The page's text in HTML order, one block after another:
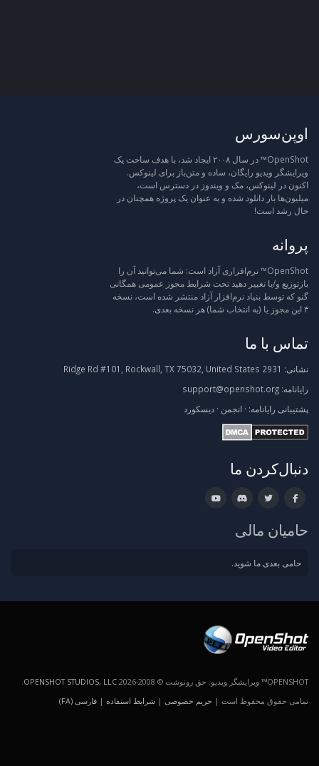
اوپن‌سورس
OpenShot™ در سال ۲۰۰۸ ایجاد شد، با هدف ساخت یک
ویرایشگر ویدیو رایگان، ساده و متن‌باز برای لینوکس.
اکنون در لینوکس، مک و ویندوز در دسترس است،
میلیون‌ها بار دانلود شده و به عنوان یک پروژه همچنان در
حال رشد است!
پروانه
OpenShot™ نرم‌افزاری آزاد است: شما می‌توانید آن را
بازتوزیع و/یا تغییر دهید تحت شرایط مجوز عمومی همگانی
گنو که توسط بنیاد نرم‌افزار آزاد منتشر شده است، نسخه
۳ این مجوز یا (به انتخاب شما) هر نسخه بعدی.
تماس با ما
نشانی:
رایانامه: support@openshot.org
پشتیبانی رایانامه: · انجمن · دیسکورد
دنبال‌کردن ما
حامیان مالی
حامی بعدی ما شوید.
OPENSHOT™ ویرایشگر ویدیو. حق رونوشت © 2008-2026 OPENSHOT STUDIOS, LLC
تمامی حقوق محفوظ است | حریم خصوصی | شرایط استفاده | فارسی (FA)